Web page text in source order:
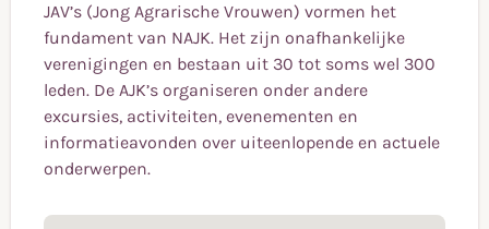
JAV’s (Jong Agrarische Vrouwen) vormen het
fundament van NAJK. Het zijn onafhankelijke
verenigingen en bestaan uit 30 tot soms wel 300
leden. De AJK’s organiseren onder andere
excursies, activiteiten, evenementen en
informatieavonden over uiteenlopende en actuele
onderwerpen.